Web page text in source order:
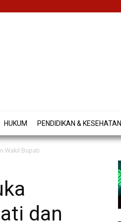
HUKUM PENDIDIKAN & KESEHATAN
Wakil Bupati
dan